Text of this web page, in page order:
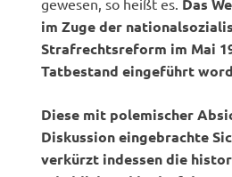
gewesen, so heißt es. Das
im Zuge der
Strafrechtsreform im Mai
Tatbestand eingeführt
Diese mit polemischer
Diskussion eingebrachte
verkürzt indessen die